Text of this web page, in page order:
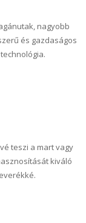
nagyobb
és gazdaságos
teszi a mart vagy
kiváló